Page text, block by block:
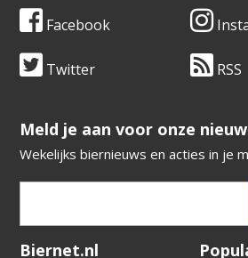
Facebook
Twitter RSS
​​​​​​​Meld je aan voor onze
Wekelijks biernieuws en acties in je
Verification code:
Biernet.nl